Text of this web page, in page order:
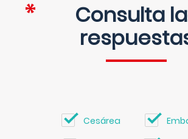
Consulta
Cesárea